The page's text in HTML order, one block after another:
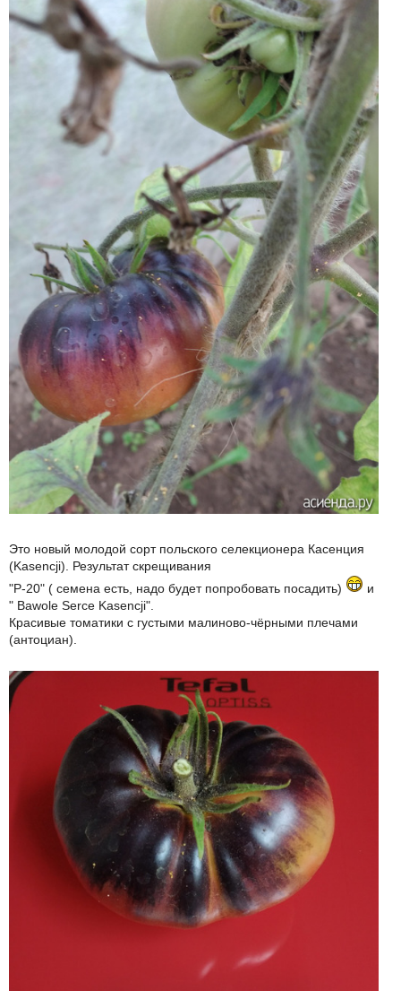
Это новый молодой сорт польского селекционера Касенция
(Kasencji). Результат скрещивания
"P-20" ( семена есть, надо будет попробовать посадить)
и
" Bawole Serce Kasencji".
Красивые томатики с густыми малиново-чёрными плечами
(антоциан).